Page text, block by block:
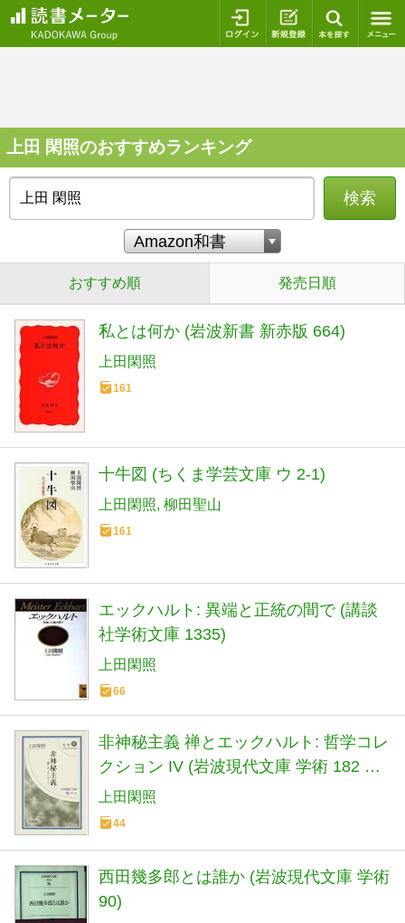
ログイン 新規登録
上田 閑照のおすすめランキング
検索
おすすめ順 発売日順
私とは何か (岩波新書 新赤版 664)
上田閑照
161
十牛図 (ちくま学芸文庫 ウ 2-1)
上田閑照 柳田聖山
161
エックハルト: 異端と正統の間で (講談
社学術文庫 1335)
上田閑照
66
非神秘主義 禅とエックハルト: 哲学コレ
クション IV (岩波現代文庫 学術 182 哲
学コレクション 4)
上田閑照
44
西田幾多郎とは誰か (岩波現代文庫 学術
90)